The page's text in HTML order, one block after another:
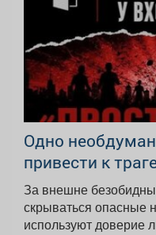
Одно
привести к
За внешне
скрываться опасные
используют доверие